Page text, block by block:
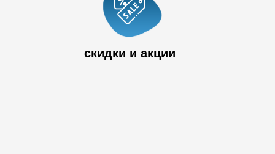
скидки и акции